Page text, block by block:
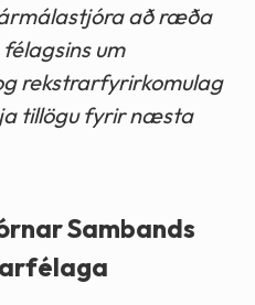
að ræða
um
rekstrarfyrirkomulag
tillögu fyrir næsta
Sambands